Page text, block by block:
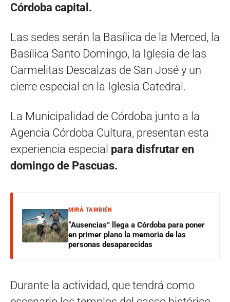
Córdoba capital.
Las sedes serán la Basílica de la Merced, la
Basílica Santo Domingo, la Iglesia de las
Carmelitas Descalzas de San José y un
cierre especial en la Iglesia Catedral.
La Municipalidad de Córdoba junto a la
Agencia Córdoba Cultura, presentan esta
experiencia especial para disfrutar en
domingo de Pascuas.
MIRÁ TAMBIÉN
“Ausencias” llega a Córdoba para poner
en primer plano la memoria de las
personas desaparecidas
Durante la actividad, que tendrá como